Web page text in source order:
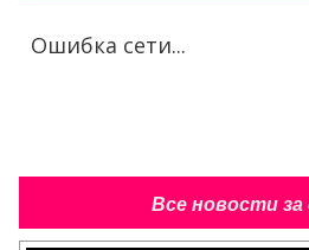
Ошибка сети...
Все новости за